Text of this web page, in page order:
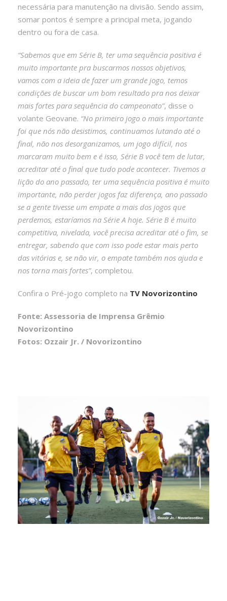
necessária para manutenção na divisão. Sendo assim,
somar pontos é sempre a principal meta, jogando
dentro ou fora de casa.
“Sabemos que em Série B, ter uma sequência positiva é
muito importante pra buscarmos nossos objetivos,
vamos com a ideia de fazer um grande jogo, temos
condições de buscar um bom resultado pra nos deixar
mais fortes para sequência do campeonato”, disse o
volante Geovane. “No primeiro jogo o mais importante
foi que nós não desistimos, continuamos lutando até o
final, não nos desorganizamos, um jogo difícil, nos
marcaram muito bem e é isso, Série B você tem de lutar,
acreditar até o final que tudo pode acontecer. Tivemos a
lição do ano passado, ter uma sequência positiva é muito
importante, não perder jogos faz diferença, ano passado
se a gente tivesse um empate a mais dos jogos que
perdemos, estaríamos na Série A hoje. Série B é muito
competitiva, nivelada, você precisa acreditar até o fim, se
entregar, sabendo que com isso pode estar mais perto
das vitórias e, se não vir, o empate também nos ajuda e
nos torna mais fortes”, completou.
Confira o Pré-jogo completo na TV Novorizontino
Fonte: Assessoria de Imprensa Grêmio
Novorizontino
Fotos: Ozzair Jr. / Novorizontino